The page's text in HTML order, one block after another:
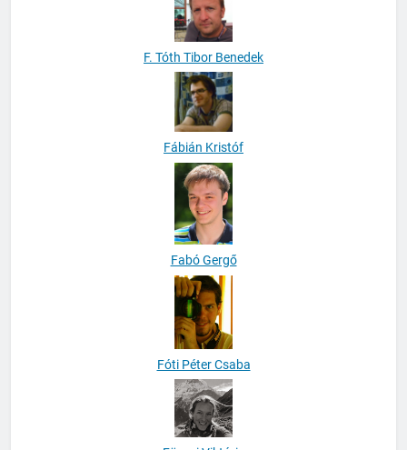
F. Tóth Tibor Benedek
Fábián Kristóf
Fabó Gergő
Fóti Péter Csaba